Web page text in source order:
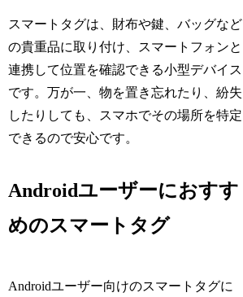
スマートタグは、財布や鍵、バッグなど
の貴重品に取り付け、スマートフォンと
連携して位置を確認できる小型デバイス
です。万が一、物を置き忘れたり、紛失
したりしても、スマホでその場所を特定
できるので安心です。
Androidユーザーにおすす
めのスマートタグ
Androidユーザー向けのスマートタグに